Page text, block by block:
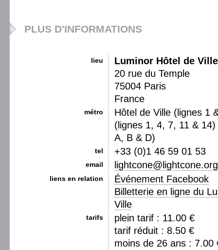
PLUS D'INFORMATIONS
lieu
Luminor Hôtel de Ville
20 rue du Temple
75004 Paris
France
métro
Hôtel de Ville (lignes 1
(lignes 1, 4, 7, 11 &
A, B & D)
tel +33 (0)1 46 59 01 53
email lightcone@lightcone.org
liens en relation
Événement Facebook
Billetterie en ligne du
Ville
tarifs
plein tarif : 11.00 €
tarif réduit : 8.50 €
moins de 26 ans : 7.00